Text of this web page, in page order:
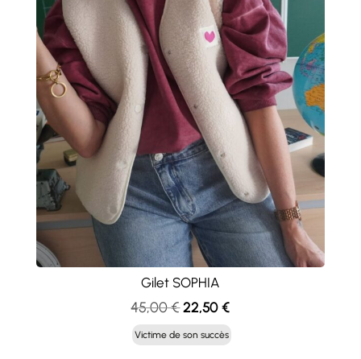
Gilet SOPHIA
45,00€Le
prix
initial
22,50€Le
prix
Victime de son succès